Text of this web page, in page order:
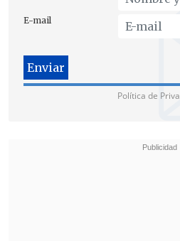
E-mail
Política de